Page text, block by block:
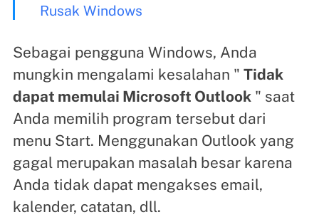
Rusak Windows
Sebagai pengguna Windows, Anda
mungkin mengalami kesalahan " Tidak
dapat memulai Microsoft Outlook" saat
Anda memilih program tersebut dari
menu Start. Menggunakan Outlook yang
gagal merupakan masalah besar karena
Anda tidak dapat mengakses email,
kalender, catatan, dll.